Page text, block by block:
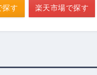
す 楽天市場で探す